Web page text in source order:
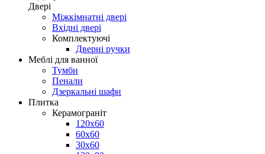
Двері
Міжкімнатні двері
Вхідні двері
Комплектуючі
Дверні ручки
Меблі для ванної
Тумби
Пенали
Дзеркальні шафи
Плитка
Керамограніт
120х60
60х60
30х60